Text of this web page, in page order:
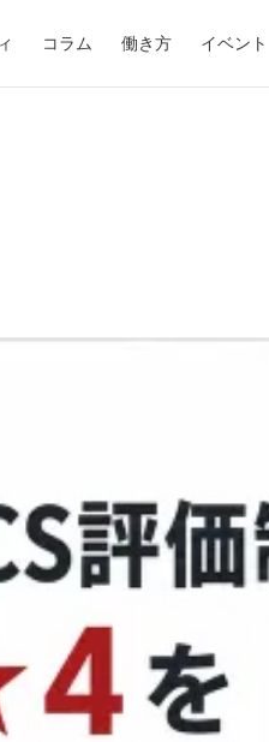
コラム 働き方 イベント